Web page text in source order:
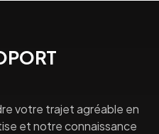
votre trajet agréable en
et notre connaissance